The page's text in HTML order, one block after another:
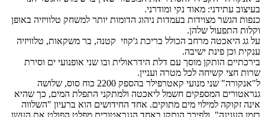
בעיצוב עתידני: מאוד נקי ומודרני.
כנפות הגשר מצוידות בעמדות ניהוג הדומות יותר למשחק טלוויזיה באופן
וקלות התפעול שלהן.
על גג היאכטה מרחב הכולל בריכת ג'קוזי קטנה, בר משקאות, טלוויזיה
ענקית וכן פינת ישיבה.
בירכתיים הותקן מוסך עם דלת הידראולית ובו שני אופנועי ים וסירת
שרות חצי קשיחה לכל מטרה ועניין.
ל"אנקורה" שני מנועי קאטרפילר בהספק 2200 כוח סוס, שלושה
גנראטורים המספקים חשמל ליאכטה ולמתקני התפלת המים, כך שהיא
אינה זקוקה למילוי מים מתוקים. אחד החידושים הוא ברעיון "השלווה